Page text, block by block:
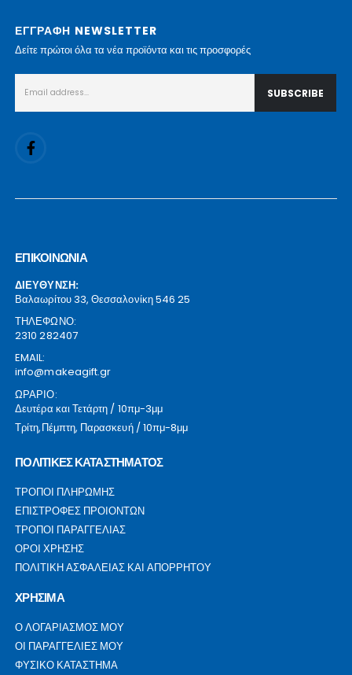
ΕΓΓΡΑΦΗ NEWSLETTER
Δείτε πρώτοι όλα τα νέα προϊόντα και τις προσφορές
ΕΠΙΚΟΙΝΩΝΙΑ
ΔΙΕΥΘΥΝΣΗ:
Βαλαωρίτου 33, Θεσσαλονίκη 546 25
ΤΗΛΕΦΩΝΟ:
2310 282407
EMAIL:
info@makeagift.gr
ΩΡΑΡΙΟ:
Δευτέρα και Τετάρτη / 10πμ-3μμ
Τρίτη,Πέμπτη, Παρασκευή / 10πμ-8μμ
ΠΟΛΙΤΙΚΕΣ ΚΑΤΑΣΤΗΜΑΤΟΣ
ΤΡΟΠΟΙ ΠΛΗΡΩΜΗΣ
ΕΠΙΣΤΡΟΦΕΣ ΠΡΟΙΟΝΤΩΝ
ΤΡΟΠΟΙ ΠΑΡΑΓΓΕΛΙΑΣ
ΟΡΟΙ ΧΡΗΣΗΣ
ΠΟΛΙΤΙΚΗ ΑΣΦΑΛΕΙΑΣ ΚΑΙ ΑΠΟΡΡΗΤΟΥ
ΧΡΗΣΙΜΑ
Ο ΛΟΓΑΡΙΑΣΜΟΣ ΜΟΥ
ΟΙ ΠΑΡΑΓΓΕΛΙΕΣ ΜΟΥ
ΦΥΣΙΚΟ ΚΑΤΑΣΤΗΜΑ